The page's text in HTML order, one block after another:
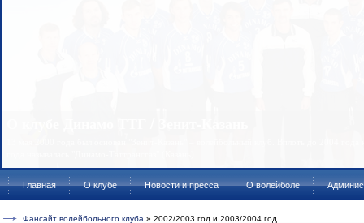
Главная О клубе Новости и пресса О волейболе
Фансайт волейбольного клуба » 2002/2003 год и 2003/2004 год